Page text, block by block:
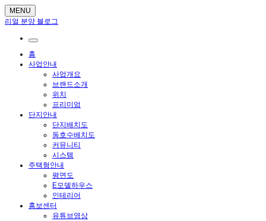
MENU
리얼 분양 블로그
홈
사업안내
사업개요
브랜드소개
위치
프리미엄
단지안내
단지배치도
동호수배치도
커뮤니티
시스템
주택형안내
평면도
E모델하우스
인테리어
홍보센터
유튜브영상